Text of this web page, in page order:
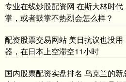
专业在线炒股配资网 在斯大林时
掌，或者鼓掌不热烈会怎么样？
配资股票交易网站 美日抗议也没
器，在日本上空滞空11小时
国内股票配资实盘排名 乌克兰的